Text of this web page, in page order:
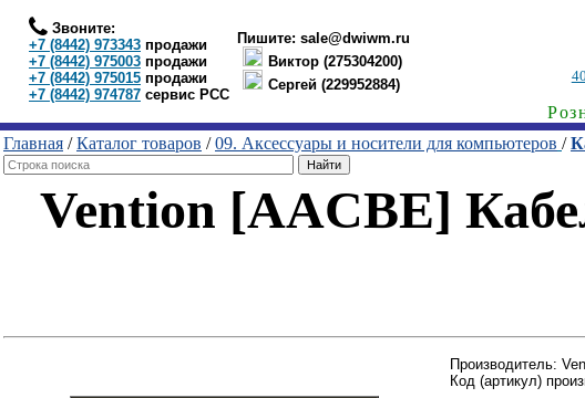
Звоните:
+7 (8442) 973343 продажи
+7 (8442) 975003 продажи
+7 (8442) 975015 продажи
+7 (8442) 974787 сервис РСС
Пишите: sale@dwiwm.ru
Виктор (275304200)
Сергей (229952884)
Главная /Каталог товаров /09. Аксессуары и носители для компьютеров /
Vention [AACBE]
Производитель:
Код (артикул)